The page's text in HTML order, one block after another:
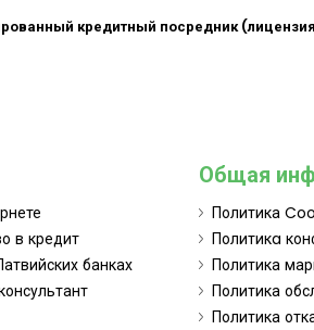
кредитный посредник
в кредит
банках
Общая
Политика
Политикa
Политика
Политика
Политика